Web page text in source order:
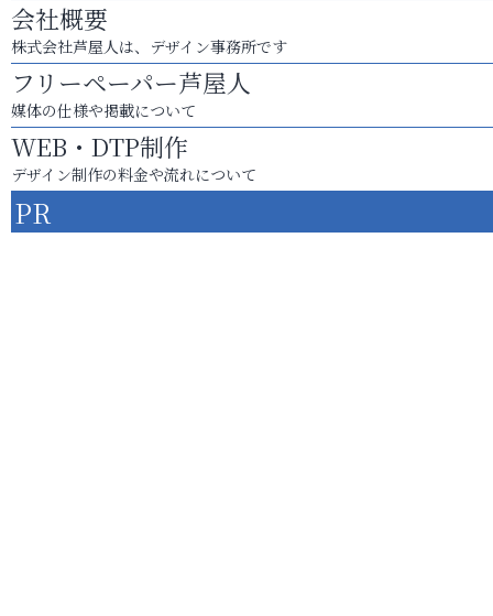
会社概要
株式会社芦屋人は、デザイン事務所です
フリーペーパー芦屋人
媒体の仕様や掲載について
WEB・DTP制作
デザイン制作の料金や流れについて
PR